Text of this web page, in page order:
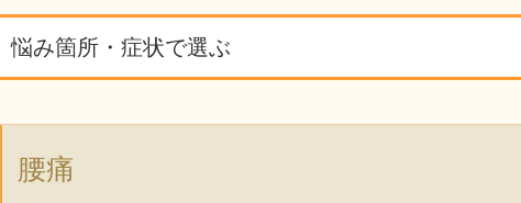
悩み箇所・症状で選ぶ
腰痛